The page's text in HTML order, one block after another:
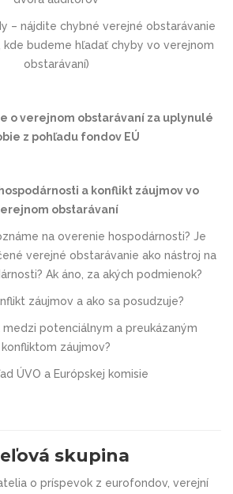
– nájdite chybné verejné obstarávanie
kde budeme hľadať chyby vo verejnom
obstarávaní)
o verejnom obstarávaní za uplynulé
z pohľadu fondov EÚ
a konflikt záujmov vo
obstarávaní
na overenie hospodárnosti? Je
verejné obstarávanie ako nástroj na
Ak áno, za akých podmienok?
záujmov a ako sa posudzuje?
medzi potenciálnym a preukázaným
konfliktom záujmov?
ÚVO a Európskej komisie
skupina
o príspevok z eurofondov, verejní